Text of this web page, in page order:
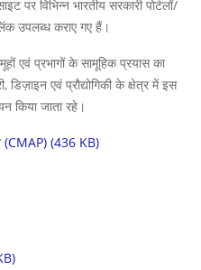
पर विभिन्न भारतीय सरकारी पोर्टलों/
उपलब्ध कराए गए हैं।
एवं प्रभागों के सामूहिक प्रयास का
डिज़ाइन एवं प्रौद्योगिकी के क्षेत्र में इस
किया जाता रहे।
(CMAP) (436 KB)